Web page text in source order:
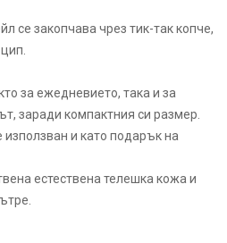
се закопчава чрез тик-так копче,
за ежедневието, така и за
заради компактния си размер.
и като подарък на
естествена телешка кожа и